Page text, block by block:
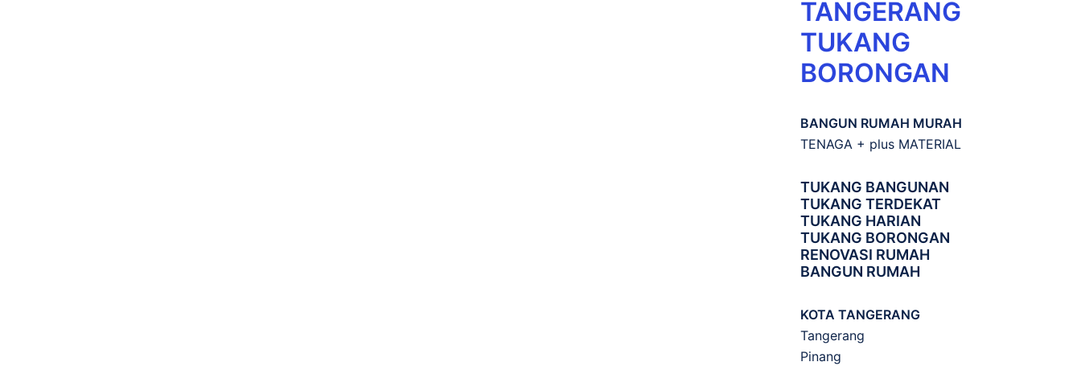
TANGERANG
TUKANG
BORONGAN
BANGUN RUMAH MURAH
TENAGA + plus MATERIAL
TUKANG BANGUNAN
TUKANG TERDEKAT
TUKANG HARIAN
TUKANG BORONGAN
RENOVASI RUMAH
BANGUN RUMAH
KOTA TANGERANG
Tangerang
Pinang